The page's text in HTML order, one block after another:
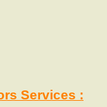
Services :